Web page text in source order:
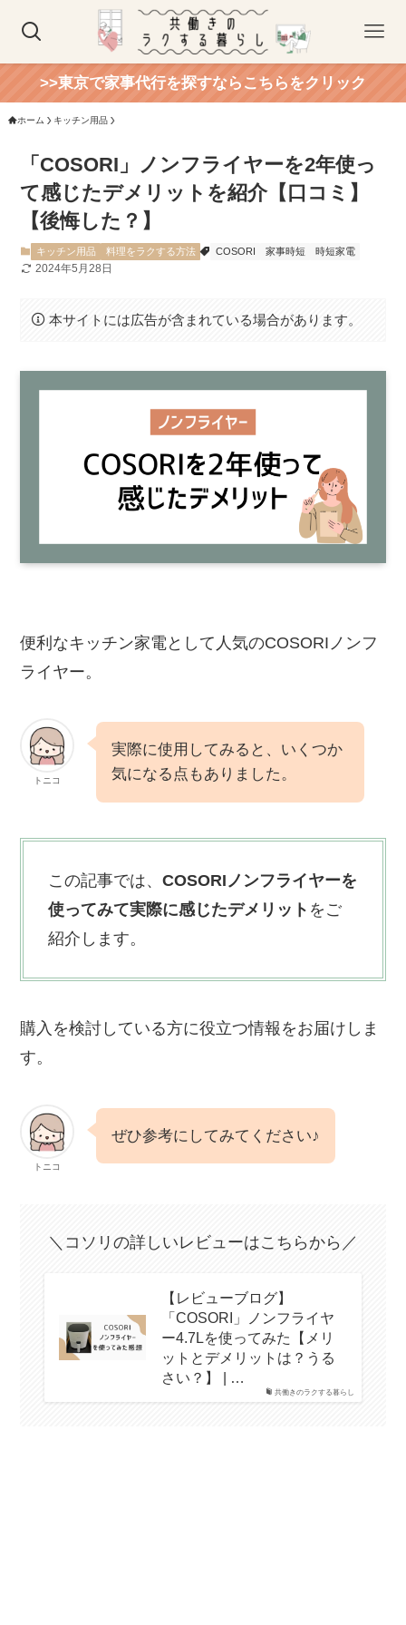
>>東京で家事代行を探すならこちらをクリック
ホーム キッチン用品
「COSORI」ノンフライヤーを2年使っ
て感じたデメリットを紹介【口コミ】
【後悔した？】
キッチン用品 料理をラクする方法 COSORI 家事時短 時短家電
2024年5月28日
本サイトには広告が含まれている場合があります。
便利なキッチン家電として人気のCOSORIノンフ
ライヤー。
トニコ
実際に使用してみると、いくつか
気になる点もありました。
この記事では、COSORIノンフライヤーを
使ってみて実際に感じたデメリット をご
紹介します。
購入を検討している方に役立つ情報をお届けしま
す。
トニコ
ぜひ参考にしてみてください♪
＼コソリの詳しいレビューはこちらから／
共働きのラクする暮らし
【レビューブログ】
「COSORI」ノンフライヤ
ー4.7Lを使ってみた【メリ
ットとデメリットは？うる
さい？】 | …